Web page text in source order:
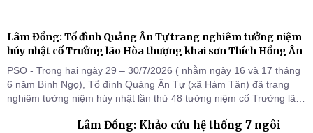
Lâm Đồng: Tổ đình Quảng Ân Tự trang nghiêm tưởng niệm
húy nhật cố Trưởng lão Hòa thượng khai sơn Thích Hồng Ân
PSO - Trong hai ngày 29 – 30/7/2026 ( nhằm ngày 16 và 17 tháng
6 năm Bính Ngọ), Tổ đình Quảng Ân Tự (xã Hàm Tân) đã trang
nghiêm tưởng niệm húy nhật lần thứ 48 tưởng niệm cố Trưởng lão
Chư Tôn đức Tăng Ni, môn đồ pháp quyến cùng đông đảo thiện tín
Lâm Đồng: Khảo cứu hệ thống 7 ngôi